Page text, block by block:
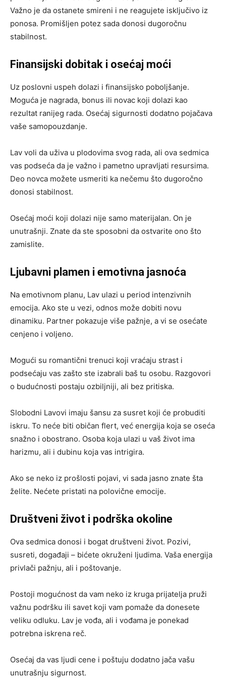
Važno je da ostanete smireni i ne reagujete isključivo iz
ponosa. Promišljen potez sada donosi dugoročnu
stabilnost.
Finansijski dobitak i osećaj moći
Uz poslovni uspeh dolazi i finansijsko poboljšanje.
Moguća je nagrada, bonus ili novac koji dolazi kao
rezultat ranijeg rada. Osećaj sigurnosti dodatno pojačava
vaše samopouzdanje.
Lav voli da uživa u plodovima svog rada, ali ova sedmica
vas podseća da je važno i pametno upravljati resursima.
Deo novca možete usmeriti ka nečemu što dugoročno
donosi stabilnost.
Osećaj moći koji dolazi nije samo materijalan. On je
unutrašnji. Znate da ste sposobni da ostvarite ono što
zamislite.
Ljubavni plamen i emotivna jasnoća
Na emotivnom planu, Lav ulazi u period intenzivnih
emocija. Ako ste u vezi, odnos može dobiti novu
dinamiku. Partner pokazuje više pažnje, a vi se osećate
cenjeno i voljeno.
Mogući su romantični trenuci koji vraćaju strast i
podsećaju vas zašto ste izabrali baš tu osobu. Razgovori
o budućnosti postaju ozbiljniji, ali bez pritiska.
Slobodni Lavovi imaju šansu za susret koji će probuditi
iskru. To neće biti običan flert, već energija koja se oseća
snažno i obostrano. Osoba koja ulazi u vaš život ima
harizmu, ali i dubinu koja vas intrigira.
Ako se neko iz prošlosti pojavi, vi sada jasno znate šta
želite. Nećete pristati na polovične emocije.
Društveni život i podrška okoline
Ova sedmica donosi i bogat društveni život. Pozivi,
susreti, događaji – bićete okruženi ljudima. Vaša energija
privlači pažnju, ali i poštovanje.
Postoji mogućnost da vam neko iz kruga prijatelja pruži
važnu podršku ili savet koji vam pomaže da donesete
veliku odluku. Lav je vođa, ali i vođama je ponekad
potrebna iskrena reč.
Osećaj da vas ljudi cene i poštuju dodatno jača vašu
unutrašnju sigurnost.